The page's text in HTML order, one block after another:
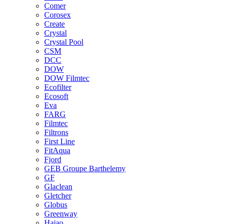
Comer
Corosex
Create
Crystal
Crystal Pool
CSM
DCC
DOW
DOW Filmtec
Ecofilter
Ecosoft
Eva
FARG
Filmtec
Filtrons
First Line
FitAqua
Fjord
GEB Groupe Barthelemy
GF
Glaclean
Gletcher
Globus
Greenway